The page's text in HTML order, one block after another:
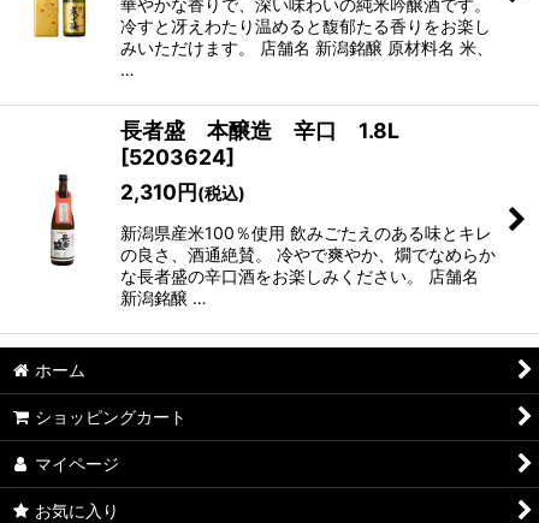
華やかな香りで、深い味わいの純米吟醸酒です。
冷すと冴えわたり温めると馥郁たる香りをお楽し
みいただけます。 店舗名 新潟銘醸 原材料名 米、
…
長者盛 本醸造 辛口 1.8L
[5203624]
2,310円(税込)
新潟県産米100％使用 飲みごたえのある味とキレ
の良さ、酒通絶賛。 冷やで爽やか、燗でなめらか
な長者盛の辛口酒をお楽しみください。 店舗名
新潟銘醸 …
ホーム
ショッピングカート
マイページ
お気に入り